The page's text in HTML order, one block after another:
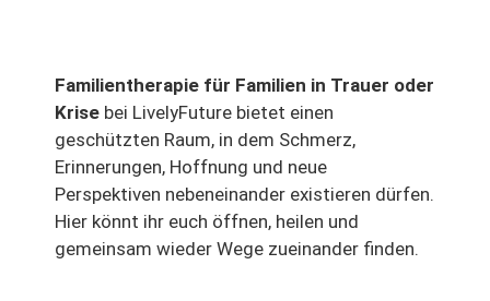
Familientherapie für Familien in Trauer oder
Krise bei LivelyFuture bietet einen
geschützten Raum, in dem Schmerz,
Erinnerungen, Hoffnung und neue
Perspektiven nebeneinander existieren dürfen.
Hier könnt ihr euch öffnen, heilen und
gemeinsam wieder Wege zueinander finden.